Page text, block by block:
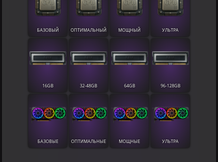
БАЗОВЫЙ ОПТИМАЛЬНЫЙ МОЩНЫЙ УЛЬТРА
16GB 32-48GB 64GB 96-128GB
БАЗОВЫЕ ОПТИМАЛЬНЫЕ МОЩНЫЕ УЛЬТРА